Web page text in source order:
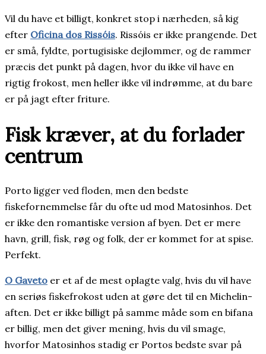
Vil du have et billigt, konkret stop i nærheden, så kig
efter Oficina dos Rissóis. Rissóis er ikke prangende. Det
er små, fyldte, portugisiske dejlommer, og de rammer
præcis det punkt på dagen, hvor du ikke vil have en
rigtig frokost, men heller ikke vil indrømme, at du bare
er på jagt efter friture.
Fisk kræver, at du forlader
centrum
Porto ligger ved floden, men den bedste
fiskefornemmelse får du ofte ud mod Matosinhos. Det
er ikke den romantiske version af byen. Det er mere
havn, grill, fisk, røg og folk, der er kommet for at spise.
Perfekt.
O Gaveto er et af de mest oplagte valg, hvis du vil have
en seriøs fiskefrokost uden at gøre det til en Michelin-
aften. Det er ikke billigt på samme måde som en bifana
er billig, men det giver mening, hvis du vil smage,
hvorfor Matosinhos stadig er Portos bedste svar på